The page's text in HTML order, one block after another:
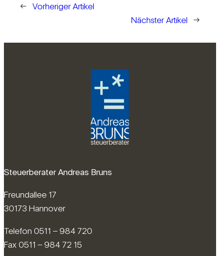
← Vorheriger Artikel
Nächster Artikel
→
Steuerberater Andreas Bruns
Freundallee 17
30173 Hannover
Telefon 0511 – 984 720
Fax 0511 – 984 72 15